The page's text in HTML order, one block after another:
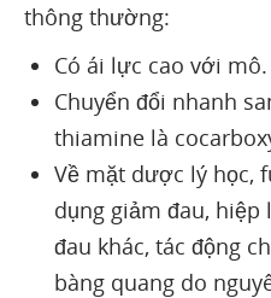
thông thường:
Có ái lực cao với mô.
Chuyển đổi nhanh
thiamine là
Về mặt dược lý học,
dụng giảm đau,
đau khác, tác động
bàng quang do